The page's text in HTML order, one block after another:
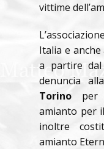
vittime
Italia e
a partire
denuncia alla
Torino per
amianto per
inoltre
amianto